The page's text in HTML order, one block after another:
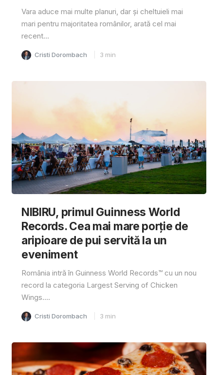
Vara aduce mai multe planuri, dar și cheltuieli mai
mari pentru majoritatea românilor, arată cel mai
recent...
Cristi Dorombach 3 min
NIBIRU, primul Guinness World
Records. Cea mai mare porție de
aripioare de pui servită la un
eveniment
România intră în Guinness World Records™️ cu un nou
record la categoria Largest Serving of Chicken
Wings....
Cristi Dorombach 3 min